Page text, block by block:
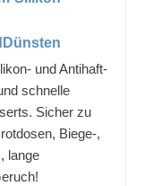
und Antihaft-
schnelle
Sicher zu
Biege-,
lange